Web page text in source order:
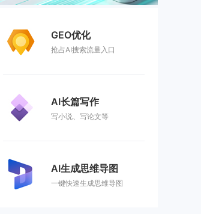
GEO优化
抢占AI搜索流量入口
AI长篇写作
写小说、写论文等
AI生成思维导图
一键快速生成思维导图